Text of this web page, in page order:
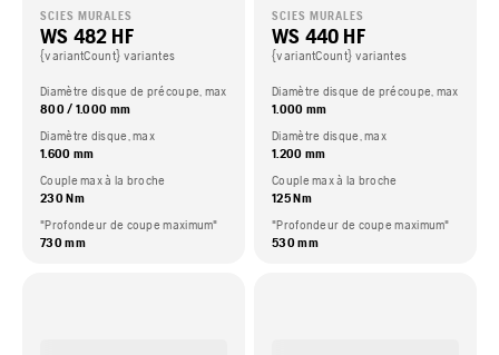
SCIES MURALES
WS 482 HF
{variantCount} variantes
Diamètre disque de précoupe, max
800 / 1.000 mm
Diamètre disque, max
1.600 mm
Couple max à la broche
230 Nm
"Profondeur de coupe maximum"
730 mm
SCIES MURALES
WS 440 HF
{variantCount} variantes
Diamètre disque de précoupe, max
1.000 mm
Diamètre disque, max
1.200 mm
Couple max à la broche
125 Nm
"Profondeur de coupe maximum"
530 mm